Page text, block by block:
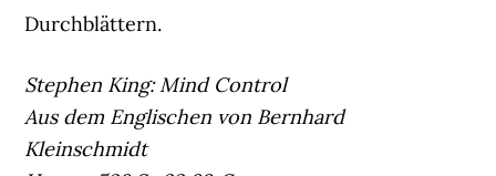
Durchblättern.
Stephen King: Mind Control
Aus dem Englischen von Bernhard
Kleinschmidt